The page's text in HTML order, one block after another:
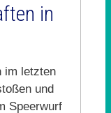
in
im letzten
und
Speerwurf